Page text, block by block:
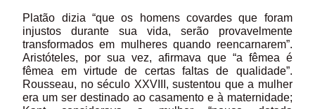
Platão dizia “que os homens covardes que foram
injustos durante sua vida, serão provavelmente
transformados em mulheres quando reencarnarem”.
Aristóteles, por sua vez, afirmava que “a fêmea é
fêmea em virtude de certas faltas de qualidade”.
Rousseau, no século XXVIII, sustentou que a mulher
era um ser destinado ao casamento e à maternidade;